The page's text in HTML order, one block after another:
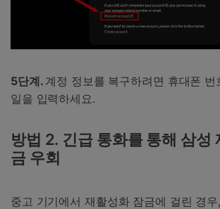
5단계. 계정 정보를 복구하려면 휴대폰 번
일을 입력하세요.
방법 2. 긴급 통화를 통해 삼성
금 우회
중고 기기에서 재활성화 잠금에 걸린 경